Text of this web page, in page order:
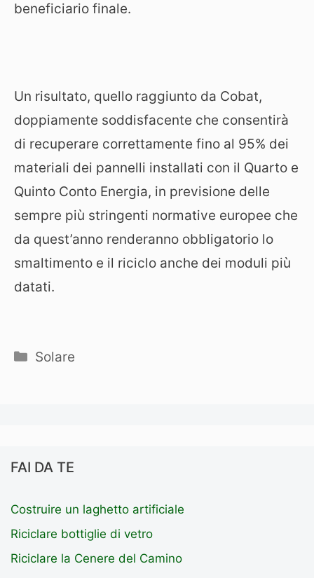
beneficiario finale.
Un risultato, quello raggiunto da Cobat,
doppiamente soddisfacente che consentirà
di recuperare correttamente fino al 95% dei
materiali dei pannelli installati con il Quarto e
Quinto Conto Energia, in previsione delle
sempre più stringenti normative europee che
da quest’anno renderanno obbligatorio lo
smaltimento e il riciclo anche dei moduli più
datati.
Categorie
Solare
FAI DA TE
Costruire un laghetto artificiale
Riciclare bottiglie di vetro
Riciclare la Cenere del Camino